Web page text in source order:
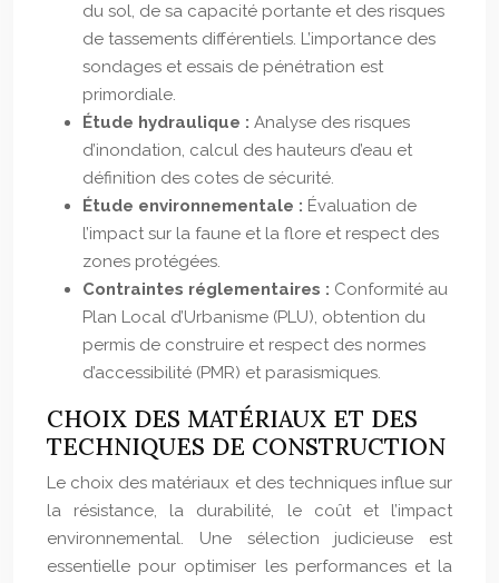
du sol, de sa capacité portante et des risques
de tassements différentiels. L’importance des
sondages et essais de pénétration est
primordiale.
Étude hydraulique : Analyse des risques
d’inondation, calcul des hauteurs d’eau et
définition des cotes de sécurité.
Étude environnementale : Évaluation de
l’impact sur la faune et la flore et respect des
zones protégées.
Contraintes réglementaires : Conformité au
Plan Local d’Urbanisme (PLU), obtention du
permis de construire et respect des normes
d’accessibilité (PMR) et parasismiques.
CHOIX DES MATÉRIAUX ET DES
TECHNIQUES DE CONSTRUCTION
Le choix des matériaux et des techniques influe sur
la résistance, la durabilité, le coût et l’impact
environnemental. Une sélection judicieuse est
essentielle pour optimiser les performances et la